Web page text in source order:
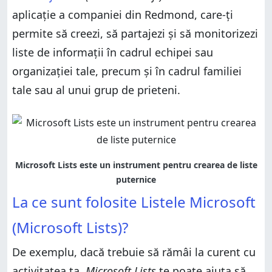
Cum creezi o listă în aplicația Microsoft Lists
Cum vezi și editezi o listă în aplicația Microsoft
Lists
Care sunt avantajele aplicației Microsoft Lists?
Ce părere ai despre Microsoft Lists?
Cum folosești Microsoft Lists
Cum creezi o listă în aplicația Microsoft Lists
Cum vezi și editezi o listă în aplicația Microsoft
Lists
Care sunt avantajele aplicației Microsoft Lists?
Ce părere ai despre Microsoft Lists?
aplicație a companiei din Redmond, care-ți
permite să creezi, să partajezi și să monitorizezi
liste de informații în cadrul echipei sau
organizației tale, precum și în cadrul familiei
tale sau al unui grup de prieteni.
La ce sunt folosite Listele Microsoft
(Microsoft Lists)?
De exemplu, dacă trebuie să rămâi la curent cu